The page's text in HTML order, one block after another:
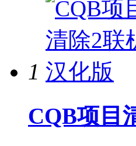
1
CQB项目